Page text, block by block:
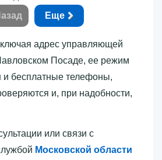
Еще
адрес управляющей
Посаде, ее режим
и бесплатные телефоны,
и, при надобности,
или связи с
Московской области